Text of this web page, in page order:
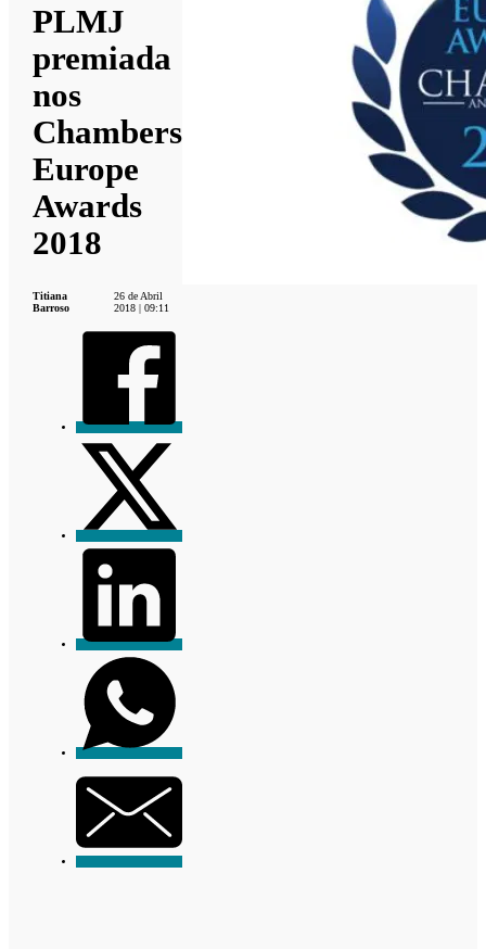
PLMJ
premiada
nos
Chambers
Europe
Awards
2018
Titiana
Barroso
26 de Abril
2018 | 09:11